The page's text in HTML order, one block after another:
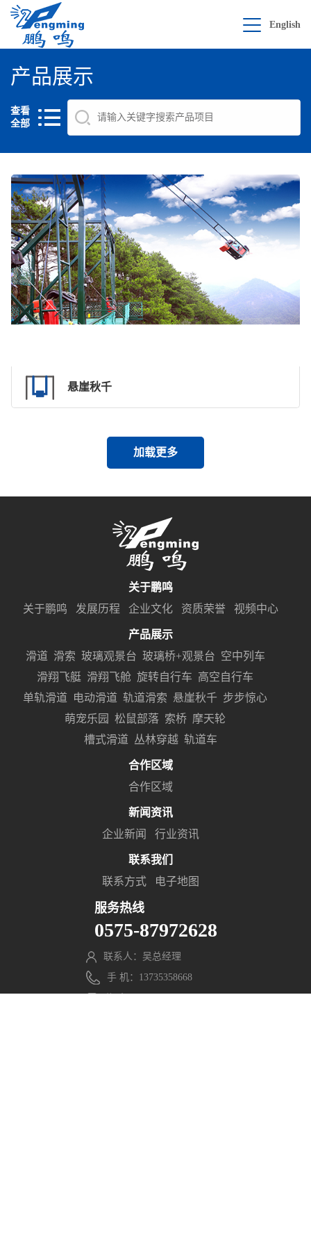
English
产品展示
查看
全部
悬崖秋千
加载更多
关于鹏鸣
关于鹏鸣
发展历程 企业文化 资质荣誉 视频中心
产品展示
滑道 滑索 玻璃观景台 玻璃桥+观景台 空中列车
滑翔飞艇 滑翔飞舱 旋转自行车 高空自行车
单轨滑道
电动滑道 轨道滑索 悬崖秋千 步步惊心
萌宠乐园
松鼠部落 索桥 摩天轮
槽式滑道 丛林穿越 轨道车
合作区域
合作区域
新闻资讯
企业新闻
行业资讯
联系我们
联系方式
电子地图
服务热线
0575-87972628
联系人：吴总经理
手 机：13735358668